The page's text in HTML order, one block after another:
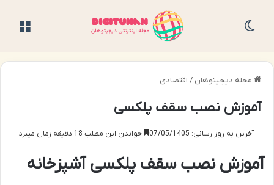
مجله دیجیتوهان / اقتصادی
آموزش نصب سقف پلکسی
آخرین به روز رسانی: 07/05/1405 خواندن این مطلب 18 دقیقه زمان میبرد
آموزش نصب سقف پلکسی آشپزخانه